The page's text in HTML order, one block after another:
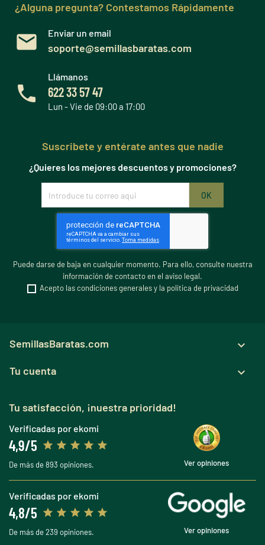
¿Alguna pregunta? Contestamos Rápidamente
Enviar un email
soporte@semillasbaratas.com
Llámanos
622 33 57 47
Lun - Vie de 09:00 a 17:00
Suscribete y entérate antes que nadie
¿Quieres los mejores descuentos y promociones?
Puede darse de baja en cualquier momento. Para ello, consulte nuestra
información de contacto en el aviso legal.
Acepto las condiciones generales y la política de privacidad
SemillasBaratas.com 
Tu cuenta 
Tu satisfacción, ¡nuestra prioridad!
Verificadas por ekomi
4,9/5
De más de 893 opiniones. Ver opiniones
Verificadas por ekomi
4,8/5
De más de 239 opiniones. Ver opiniones